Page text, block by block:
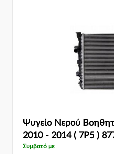
Ψυγείο Νερού
2010 - 2014 ( 7P5 )
Συμβατό με